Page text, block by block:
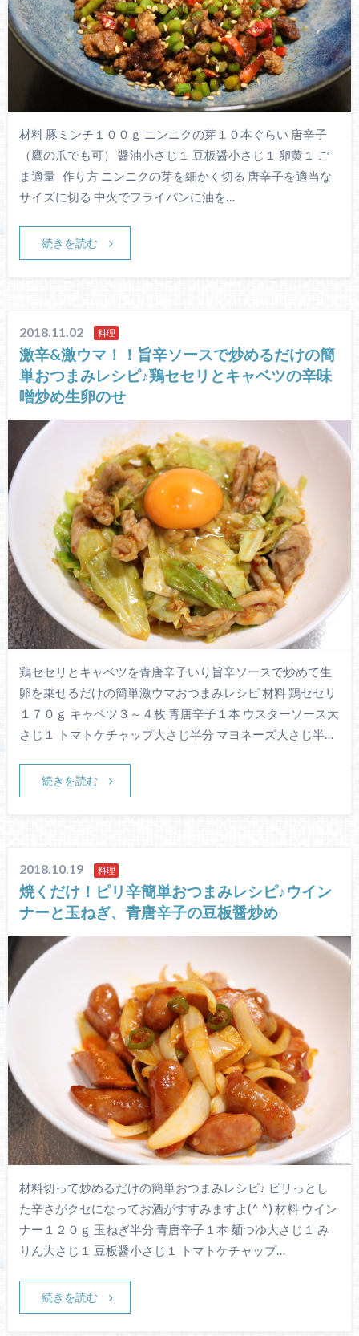
材料 豚ミンチ１００ｇ ニンニクの芽１０本ぐらい 唐辛子
（鷹の爪でも可） 醤油小さじ１ 豆板醤小さじ１ 卵黄１ ご
ま適量 作り方 ニンニクの芽を細かく切る 唐辛子を適当な
サイズに切る 中火でフライパンに油を…
続きを読む
2018.11.02 料理
激辛&激ウマ！！旨辛ソースで炒めるだけの簡
単おつまみレシピ♪鶏セセリとキャベツの辛味
噌炒め生卵のせ
鶏セセリとキャベツを青唐辛子いり旨辛ソースで炒めて生
卵を乗せるだけの簡単激ウマおつまみレシピ 材料 鶏セセリ
１７０ｇ キャベツ３～４枚 青唐辛子１本 ウスターソース大
さじ１ トマトケチャップ大さじ半分 マヨネーズ大さじ半…
続きを読む
2018.10.19 料理
焼くだけ！ピリ辛簡単おつまみレシピ♪ウイン
ナーと玉ねぎ、青唐辛子の豆板醤炒め
材料切って炒めるだけの簡単おつまみレシピ♪ ピリっとし
た辛さがクセになってお酒がすすみますよ(^ ^) 材料 ウイン
ナー１２０ｇ 玉ねぎ半分 青唐辛子１本 麺つゆ大さじ１ み
りん大さじ１ 豆板醤小さじ１ トマトケチャップ…
続きを読む